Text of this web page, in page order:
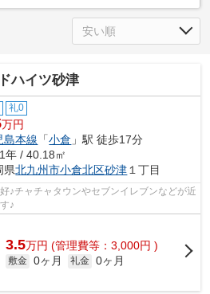
ハイツ砂津
礼0
万円
島本線 「小倉 」駅 徒歩17分
年 / 40.18㎡
県北九州市小倉北区砂津１丁目
♪チャチャタウンやセブンイレブンなどが近
♪
3.5万円 (管理費等：3,000円 )
敷金 0ヶ月 礼金 0ヶ月